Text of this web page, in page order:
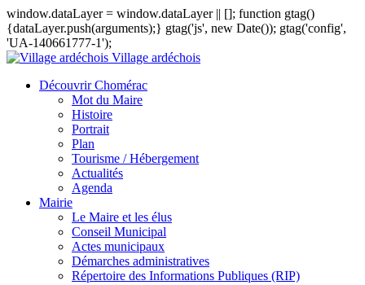
window.dataLayer = window.dataLayer || []; function gtag()
{dataLayer.push(arguments);} gtag('js', new Date()); gtag('config',
'UA-140661777-1');
Village ardéchois
Découvrir Chomérac
Mot du Maire
Histoire
Portrait
Plan
Tourisme / Hébergement
Actualités
Agenda
Mairie
Le Maire et les élus
Conseil Municipal
Actes municipaux
Démarches administratives
Répertoire des Informations Publiques (RIP)